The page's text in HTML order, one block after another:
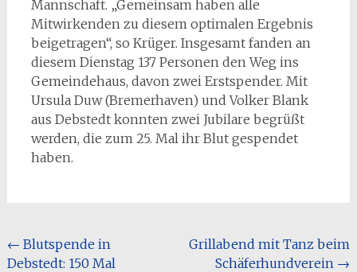
Mannschaft. „Gemeinsam haben alle
Mitwirkenden zu diesem optimalen Ergebnis
beigetragen“, so Krüger. Insgesamt fanden an
diesem Dienstag 137 Personen den Weg ins
Gemeindehaus, davon zwei Erstspender. Mit
Ursula Duw (Bremerhaven) und Volker Blank
aus Debstedt konnten zwei Jubilare begrüßt
werden, die zum 25. Mal ihr Blut gespendet
haben.
Beitragsnavigation
← Blutspende in
Debstedt: 150 Mal
Grillabend mit Tanz beim
Schäferhundverein →